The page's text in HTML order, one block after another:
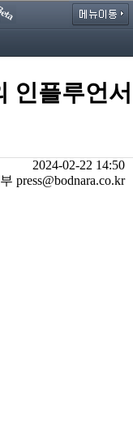
인플루언서
2024-02-22 14:50
press@bodnara.co.kr